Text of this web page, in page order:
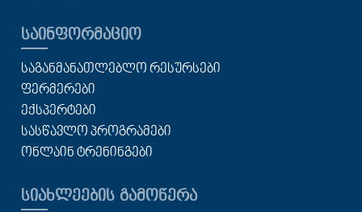
ᲡᲐᲘᲜᲤᲝᲠᲛᲐᲪᲘᲝ
ᲡᲐᲒᲐᲜᲛᲐᲜᲐᲗᲚᲔᲑᲚᲝ ᲠᲔᲡᲣᲠᲡᲔᲑᲘ
ᲤᲔᲠᲛᲔᲠᲔᲑᲘ
ᲔᲥᲡᲞᲔᲠᲢᲔᲑᲘ
ᲡᲐᲡᲬᲐᲕᲚᲝ ᲞᲠᲝᲒᲠᲐᲛᲔᲑᲘ
ᲝᲜᲚᲐᲘᲜ ᲢᲠᲔᲜᲘᲜᲒᲔᲑᲘ
ᲡᲘᲐᲮᲚᲔᲔᲑᲘᲡ ᲒᲐᲛᲝᲬᲔᲠᲐ